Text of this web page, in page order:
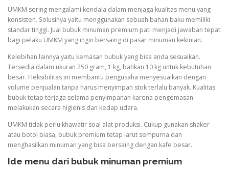
UMKM sering mengalami kendala dalam menjaga kualitas menu yang
konsisten. Solusinya yaitu menggunakan sebuah bahan baku memiliki
standar tinggi. Jual bubuk minuman premium pati menjadi jawaban tepat
bagi pelaku UMKM yang ingin bersaing di pasar minuman kekinian.
Kelebihan lainnya yaitu kemasan bubuk yang bisa anda sesuaikan.
Tersedia dalam ukuran 250 gram, 1 kg, bahkan 10 kg untuk kebutuhan
besar. Fleksibilitas ini membantu pengusaha menyesuaikan dengan
volume penjualan tanpa harus menyimpan stok terlalu banyak. Kualitas
bubuk tetap terjaga selama penyimpanan karena pengemasan
melakukan secara higienis dan kedap udara.
UMKM tidak perlu khawatir soal alat produksi. Cukup gunakan shaker
atau botol biasa, bubuk premium tetap larut sempurna dan
menghasilkan minuman yang bisa bersaing dengan kafe besar.
Ide menu dari bubuk minuman premium